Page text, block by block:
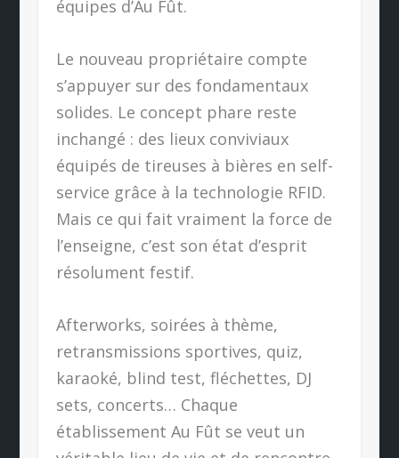
équipes d’Au Fût.
Le nouveau propriétaire compte
s’appuyer sur des fondamentaux
solides. Le concept phare reste
inchangé : des lieux conviviaux
équipés de tireuses à bières en self-
service grâce à la technologie RFID.
Mais ce qui fait vraiment la force de
l’enseigne, c’est son état d’esprit
résolument festif.
Afterworks, soirées à thème,
retransmissions sportives, quiz,
karaoké, blind test, fléchettes, DJ
sets, concerts… Chaque
établissement Au Fût se veut un